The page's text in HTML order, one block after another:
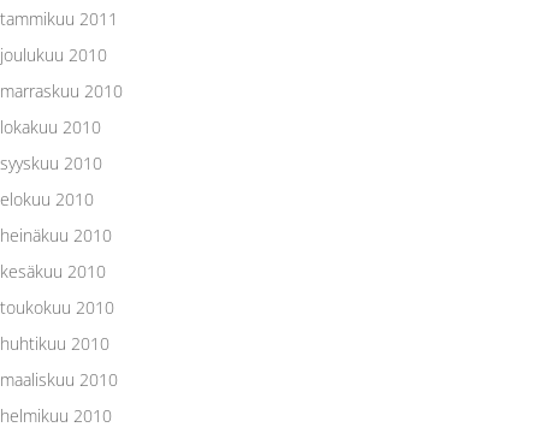
tammikuu 2011
joulukuu 2010
marraskuu 2010
lokakuu 2010
syyskuu 2010
elokuu 2010
heinäkuu 2010
kesäkuu 2010
toukokuu 2010
huhtikuu 2010
maaliskuu 2010
helmikuu 2010